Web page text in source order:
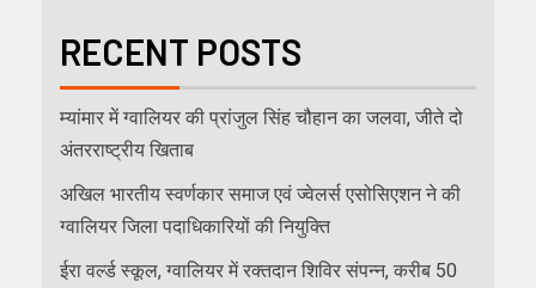
RECENT POSTS
म्यांमार में ग्वालियर की प्रांजुल सिंह चौहान का जलवा, जीते दो
अंतरराष्ट्रीय खिताब
अखिल भारतीय स्वर्णकार समाज एवं ज्वेलर्स एसोसिएशन ने की
ग्वालियर जिला पदाधिकारियों की नियुक्ति
ईरा वर्ल्ड स्कूल, ग्वालियर में रक्तदान शिविर संपन्न, करीब 50